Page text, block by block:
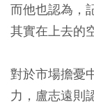
而他也認為，
其實在上去的
對於市場擔憂
力，盧志遠則